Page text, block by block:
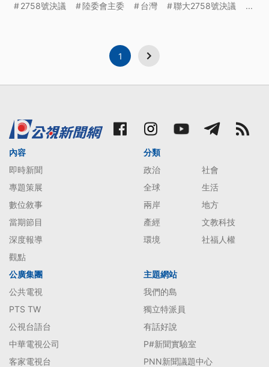
2758號決議 陸委會主委 台灣 聯大2758號決議 ...
1
內容
即時新聞
專題策展
數位敘事
當期節目
深度報導
觀點
分類
政治
社會
全球
生活
兩岸
地方
產經
文教科技
環境
社福人權
公廣集團
公共電視
PTS TW
公視台語台
中華電視公司
客家電視台
主題網站
我們的島
獨立特派員
有話好說
P#新聞實驗室
PNN新聞議題中心